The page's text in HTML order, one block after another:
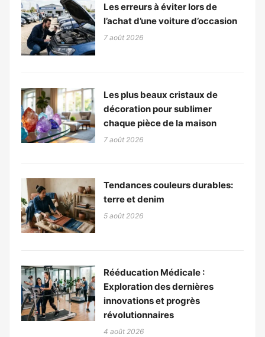
Les erreurs à éviter lors de
l’achat d’une voiture d’occasion
7 août 2026
Les plus beaux cristaux de
décoration pour sublimer
chaque pièce de la maison
7 août 2026
Tendances couleurs durables:
terre et denim
5 août 2026
Rééducation Médicale :
Exploration des dernières
innovations et progrès
révolutionnaires
4 août 2026